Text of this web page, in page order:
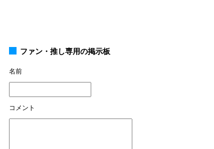
ファン・推し専用の掲示板
名前
コメント